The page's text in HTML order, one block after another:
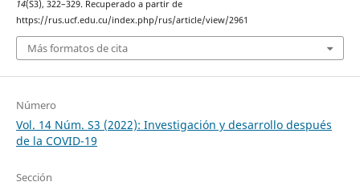
14(S3), 322–329. Recuperado a partir de
https://rus.ucf.edu.cu/index.php/rus/article/view/2961
Más formatos de cita
Número
Vol. 14 Núm. S3 (2022): Investigación y desarrollo después
de la COVID-19
Sección